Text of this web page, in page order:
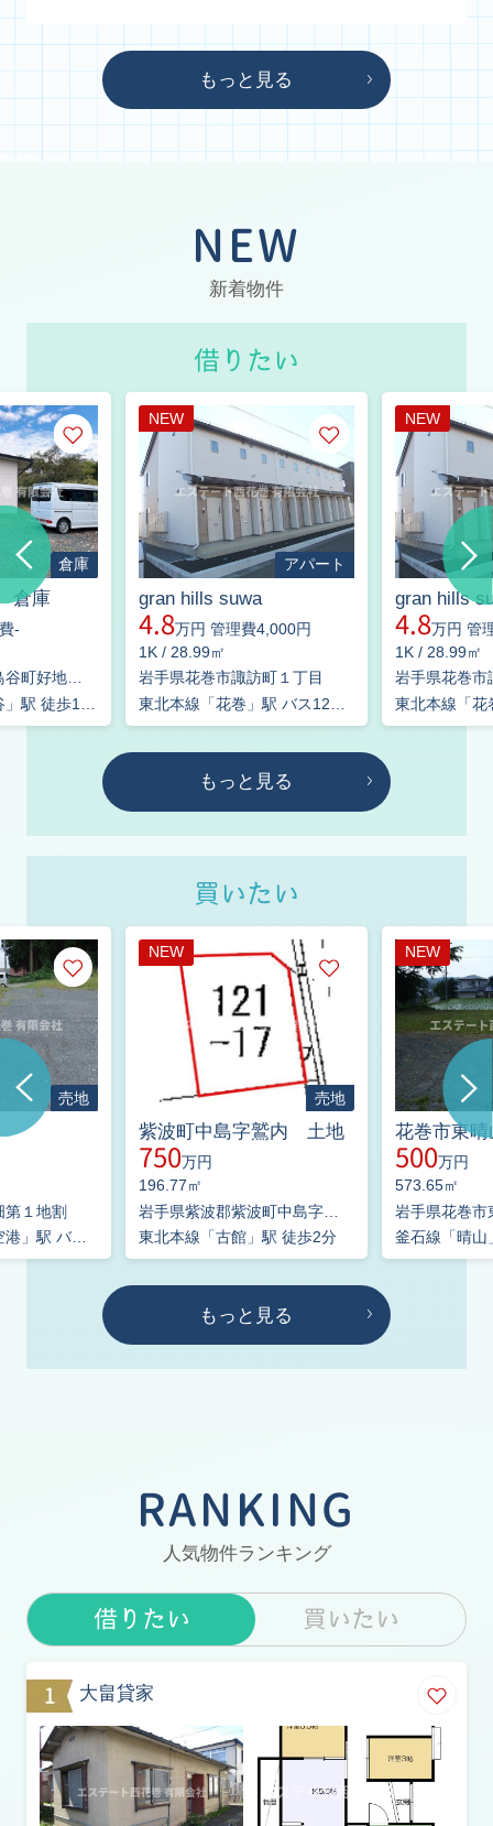
【休業日】
2026年5月3日(日)～5月6日(水)
お客様にはご不便をおかけいたしますが、よろしく
花巻市も桜が咲き始めました
いよいよ花巻にも春がやってきま
した！ 市内では少しずつ桜が咲き
始め、「春本番」を感じられる季
節になってきました。 2026年は例
年よりやや早めの開花予想となっ
ており、 花巻周辺でも4月中旬ご
ろか...
4月より休業日が戻ります
平素より大変お世話になっております。
２月３月は大勢の方にご来店いただき誠にありがと
うございます。
だきます。
事前のご相談をいただければ日曜日も引き続きご対
【休業日】 日曜日
【期 日】 ２０２６年４月
１日～
お客様にはご不便をおかけいたしますが、よろしく
お願いいたします。
2026.01.15
2月、3月の営業日変更のお知らせ
平素より大変お世話になっております。
業日が変更となります。
【変更後】
水曜日定休 日曜
日は営業致します！
お客様にはご不便をおかけいたしますが、よろしく
お願いいたします。
もっと見る
NEW
新着物件
借りたい
倉庫
倉庫
-
岩手県花巻市石鳥谷町好地第１６地割
NEW
アパート
gran hills suwa
4.8万円 管理費4,000円
1K / 28.99㎡
岩手県花巻市諏訪町１丁目
NEW
gran hills
4.8万円 管
1K / 28.99㎡
岩手県花巻市
もっと見る
買いたい
売地
第１地割
東北本線「花巻空港」駅 バス16分 岩手県交通「松山寺」 停歩9分
NEW
売地
紫波町中島字鷲内 土地
750万円
196.77㎡
岩手県紫波郡紫波町中島字鷲内
東北本線「古館」駅 徒歩2分
NEW
花巻市東
500万円
573.65㎡
釜石線「晴山
もっと見る
RANKING
人気物件ランキング
借りたい 買いたい
大畠貸家